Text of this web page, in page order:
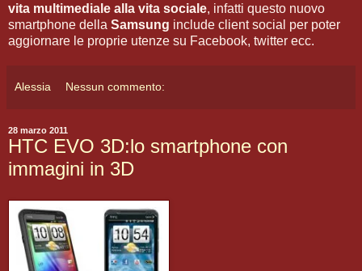
vita multimediale alla vita sociale, infatti questo nuovo
smartphone della Samsung include client social per poter
aggiornare le proprie utenze su Facebook, twitter ecc.
Alessia Nessun commento:
28 marzo 2011
HTC EVO 3D:lo smartphone con
immagini in 3D